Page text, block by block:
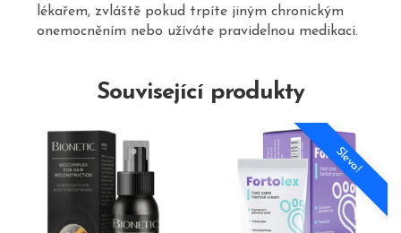
lékařem, zvláště pokud trpíte jiným chronickým
onemocněním nebo užíváte pravidelnou medikaci.
Související produkty
Sleva!